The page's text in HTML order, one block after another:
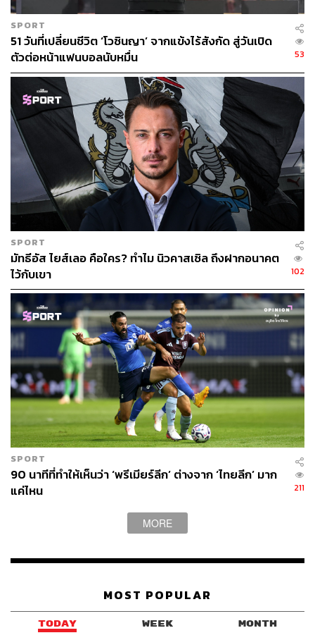
TAGS: กีฬาฟุตบอล
Premier League
Premier League 2025/26
284
ABOUT THE AUTHOR
อนุชิต ไกรวิจิตร
Content Creator ประจำกองบรรณาธิการข่าว
อดิเรกคือการสัมภาษณ์ BNK48
SPORT
51 วันที่เปลี่ยนชีวิต ‘โวซินญา’ จากแข้งไร้สังกัด สู่วันเปิด
ตัวต่อหน้าแฟนบอลนับหมื่น
53
SPORT
มัทธีอัส ไยส์เลอ คือใคร? ทำไม นิวคาสเซิล ถึงฝากอนาคต
ไว้กับเขา
102
SPORT
90 นาทีที่ทำให้เห็นว่า ‘พรีเมียร์ลีก’ ต่างจาก ‘ไทยลีก’ มาก
แค่ไหน
211
MORE
MOST POPULAR
TODAY WEEK MONTH